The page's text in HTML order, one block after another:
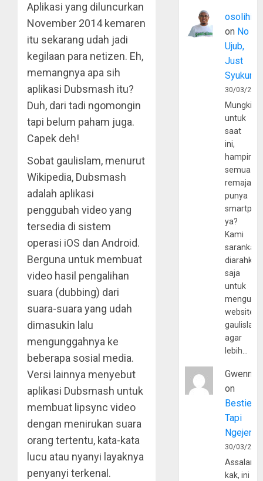
Aplikasi yang diluncurkan
November 2014 kemaren
itu sekarang udah jadi
kegilaan para netizen. Eh,
memangnya apa sih
aplikasi Dubsmash itu?
Duh, dari tadi ngomongin
tapi belum paham juga.
Capek deh!
Sobat gaulislam, menurut
Wikipedia, Dubsmash
adalah aplikasi
penggubah video yang
tersedia di sistem
operasi iOS dan Android.
Berguna untuk membuat
video hasil pengalihan
suara (dubbing) dari
suara-suara yang udah
dimasukin lalu
mengunggahnya ke
beberapa sosial media.
Versi lainnya menyebut
aplikasi Dubsmash untuk
membuat lipsync video
dengan menirukan suara
orang tertentu, kata-kata
lucu atau nyanyi layaknya
penyanyi terkenal.
osolihin
on No
Ujub,
Just
Syukur
30/03/
Mungkin
untuk
saat
ini,
hampir
semua
remaja
punya
ya?
Kami
sarankan,
diarahkan
saja
untuk
website
agar
lebih…
Gwenny
on
Bestie
Tapi
30/03/
kak, ini